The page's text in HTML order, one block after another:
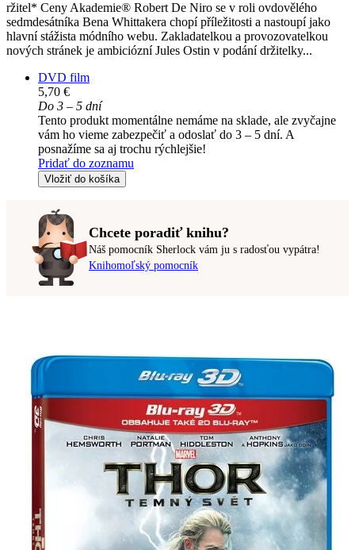
ržitel* Ceny Akademie® Robert De Niro se v roli ovdovělého
sedmdesátníka Bena Whittakera chopí příležitosti a nastoupí jako
hlavní stážista módního webu. Zakladatelkou a provozovatelkou
nových stránek je ambiciózní Jules Ostin v podání držitelky...
DVD film
5,70 €
Do 3 – 5 dní
Tento produkt momentálne nemáme na sklade, ale zvyčajne
vám ho vieme zabezpečiť a odoslať do 3 – 5 dní. A
posnažíme sa aj trochu rýchlejšie!
Pridať do zoznamu
Vložiť do košíka
Chcete poradiť knihu?
Náš pomocník Sherlock vám ju s radosťou vypátra!
Knihomoľský pomocník